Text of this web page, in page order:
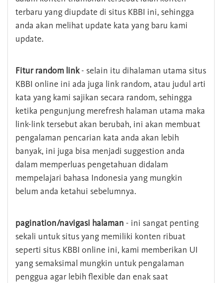
terbaru yang diupdate di situs KBBI ini, sehingga
anda akan melihat update kata yang baru kami
update.
Fitur random link- selain itu dihalaman utama situs
KBBI online ini ada juga link random, atau judul arti
kata yang kami sajikan secara random, sehingga
ketika pengunjung merefresh halaman utama maka
link-link tersebut akan berubah, ini akan membuat
pengalaman pencarian kata anda akan lebih
banyak, ini juga bisa menjadi suggestion anda
dalam memperluas pengetahuan didalam
mempelajari bahasa Indonesia yang mungkin
belum anda ketahui sebelumnya.
pagination/navigasi halaman - ini sangat penting
sekali untuk situs yang memiliki konten ribuat
seperti situs KBBI online ini, kami memberikan UI
yang semaksimal mungkin untuk pengalaman
penggua agar lebih flexible dan enak saat